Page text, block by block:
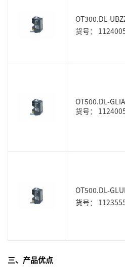
OT300.DL-
货号：
OT500.DL-
货号：
OT500.DL-
货号：
三、产品优点